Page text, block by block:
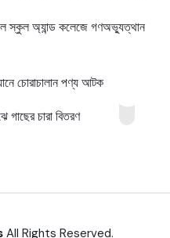
স্কুল অ্যান্ড কলেজে গণঅভ্যুত্থান
চোরাচালান পণ্য আটক
গাছের চারা বিতরণ
All Rights Reserved.